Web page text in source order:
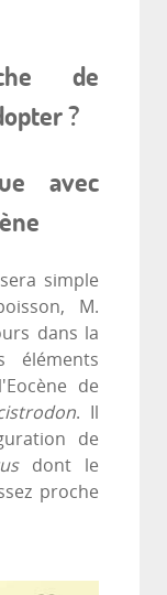
de
?
avec
simple
M.
dans la
éléments
de
. Il
de
dont le
proche